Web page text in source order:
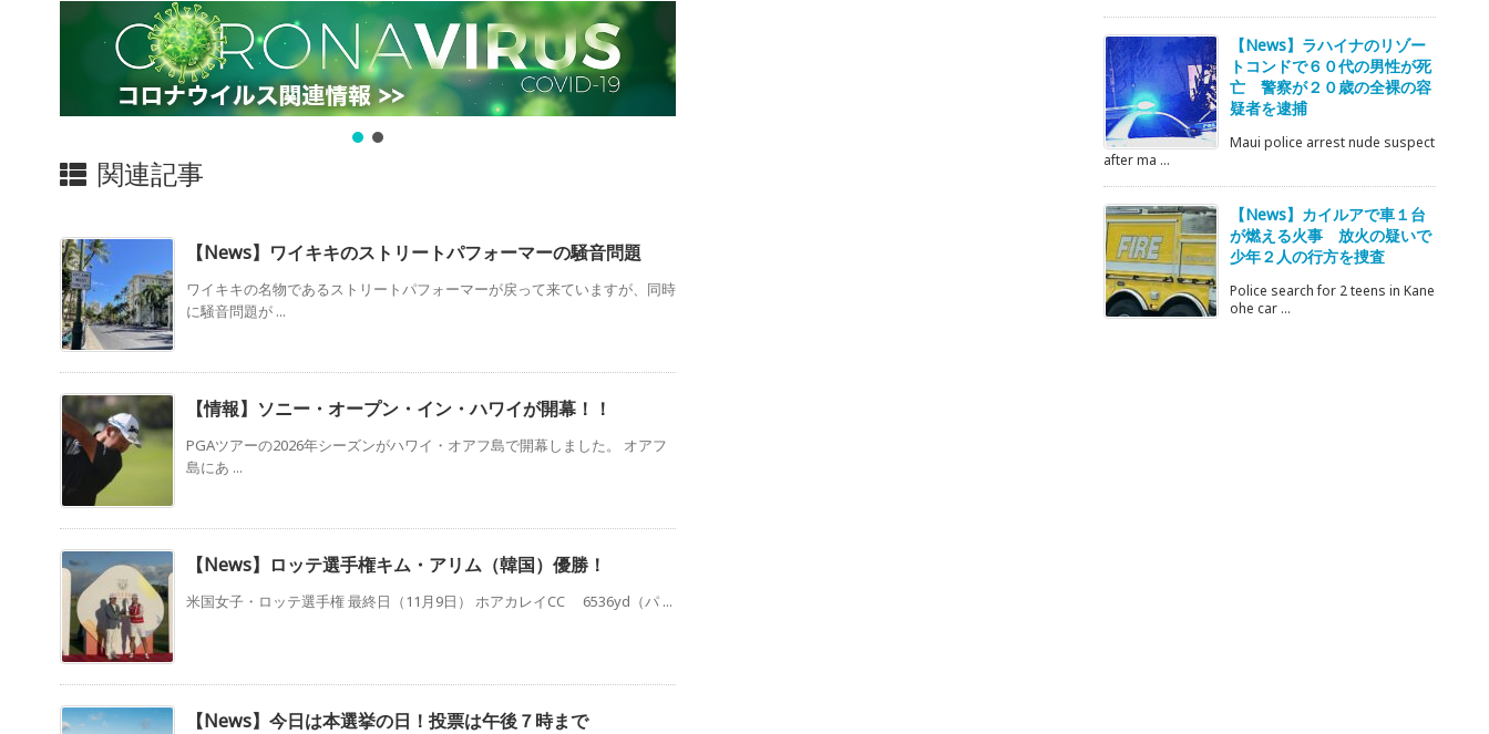
関連記事
【News】ワイキキのストリートパフォーマーの騒音問題
ワイキキの名物であるストリートパフォーマーが戻って来ていますが、同時
に騒音問題が ...
【情報】ソニー・オープン・イン・ハワイが開幕！！
PGAツアーの2026年シーズンがハワイ・オアフ島で開幕しました。 オアフ
島にあ ...
【News】ロッテ選手権キム・アリム（韓国）優勝！
米国女子・ロッテ選手権 最終日（11月9日） ホアカレイCC 6536yd（パ ...
【News】今日は本選挙の日！投票は午後７時まで
【News】ラハイナのリゾー
トコンドで６０代の男性が死
亡 警察が２０歳の全裸の容
疑者を逮捕
Maui police arrest nude suspect
after ma ...
【News】カイルアで車１台
が燃える火事 放火の疑いで
少年２人の行方を捜査
Police search for 2 teens in Kane
ohe car ...